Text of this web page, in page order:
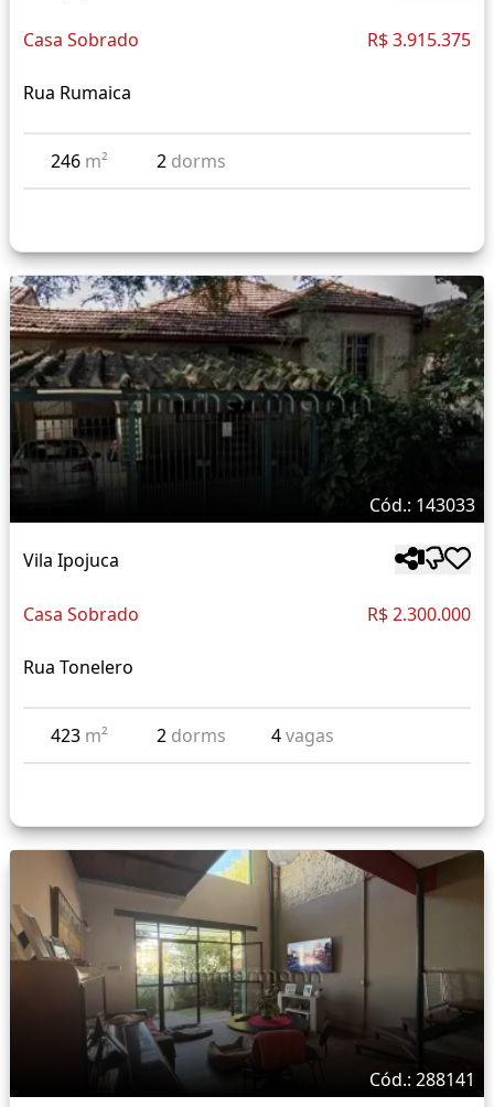
Casa Sobrado R$ 3.915.375
Rua Rumaica
246 m² 2 dorms
Cód.: 143033
Vila Ipojuca
Casa Sobrado R$ 2.300.000
Rua Tonelero
423 m² 2 dorms 4vagas
Cód.: 288141